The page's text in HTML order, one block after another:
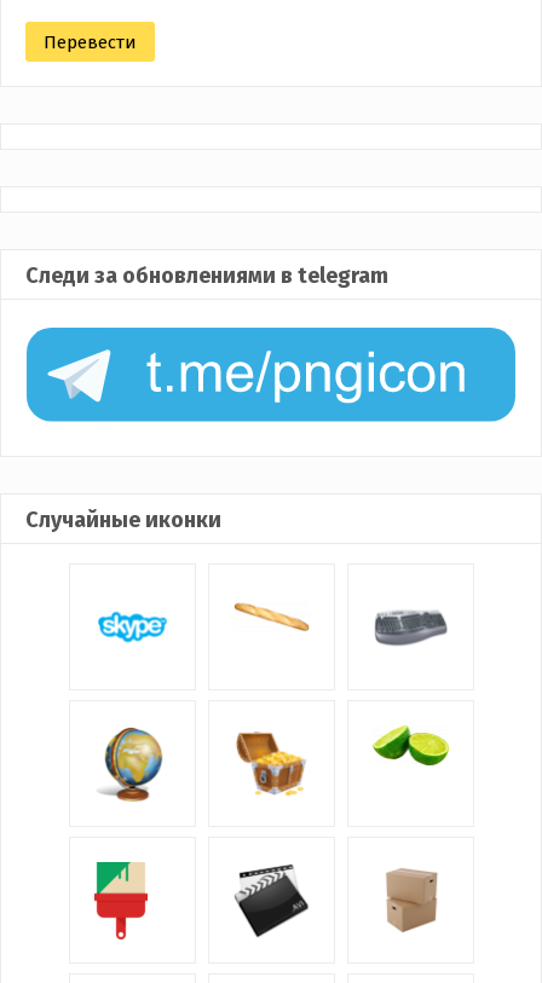
Следи за обновлениями в telegram
Случайные иконки